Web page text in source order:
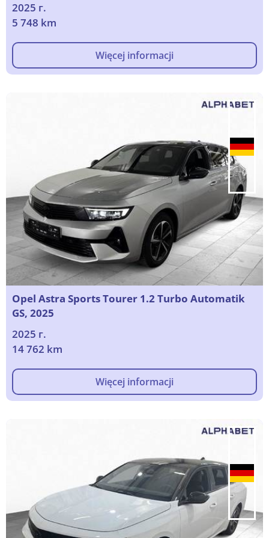
2025 г.
5 748 km
Więcej informacji
Opel Astra Sports Tourer 1.2 Turbo Automatik
GS, 2025
2025 г.
14 762 km
Więcej informacji